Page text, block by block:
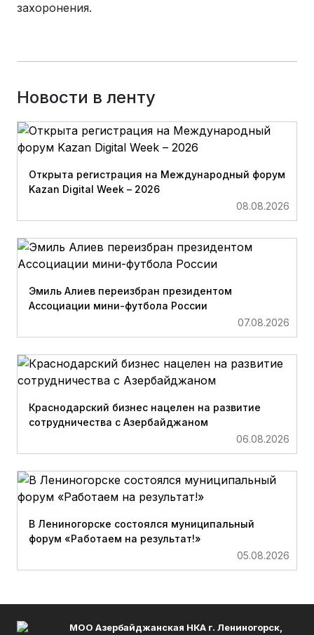
захоронения.
Новости в ленту
Открыта регистрация на Международный форум
Kazan Digital Week – 2026
08.08.2026
Эмиль Алиев переизбран президентом
Ассоциации мини-футбола России
07.08.2026
Краснодарский бизнес нацелен на развитие
сотрудничества с Азербайджаном
06.08.2026
В Лениногорске состоялся муниципальный
форум «Работаем на результат!»
05.08.2026
МОО Азербайджанская НКА г. Лениногорск,